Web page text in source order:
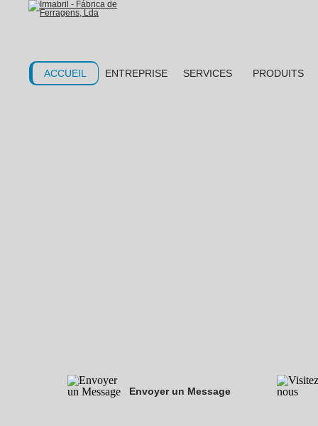
ACCUEIL ENTREPRISE SERVICES PRODUITS
Envoyer un Message